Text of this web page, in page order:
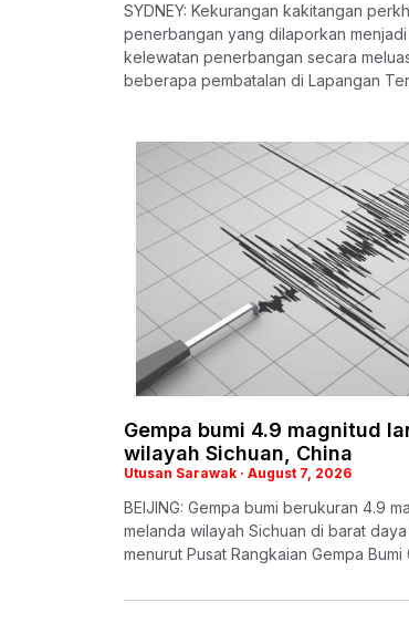
SYDNEY: Kekurangan kakitangan
penerbangan yang dilaporkan
kelewatan penerbangan secara
beberapa pembatalan di Lapangan
Gempa bumi 4.9 magnitud
wilayah Sichuan, China
Utusan Sarawak August 7, 2026
BEIJING: Gempa bumi berukuran 4.9
melanda wilayah Sichuan di barat daya
menurut Pusat Rangkaian Gempa Bumi